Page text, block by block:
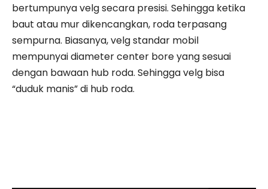
bertumpunya velg secara presisi. Sehingga ketika
baut atau mur dikencangkan, roda terpasang
sempurna. Biasanya, velg standar mobil
mempunyai diameter center bore yang sesuai
dengan bawaan hub roda. Sehingga velg bisa
“duduk manis” di hub roda.